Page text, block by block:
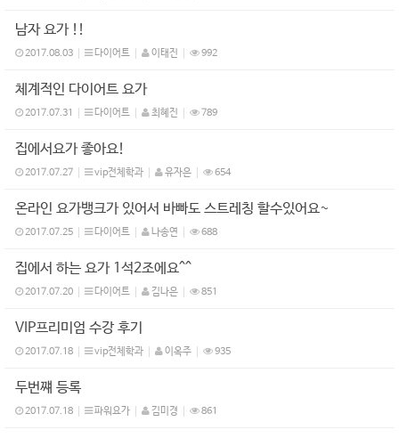
남자 요가 !!
2017.08.03 다이어트 이태진 992
체계적인 다이어트 요가
2017.07.31 다이어트 최혜진 789
집에서요가 좋아요!
2017.07.27 vip전체학과 유자은 654
온라인 요가뱅크가 있어서 바빠도 스트레칭 할수있어요~
2017.07.25 다이어트 나송연 688
집에서 하는 요가 1석2조에요^^
2017.07.20 다이어트 김나은 851
VIP프리미엄 수강 후기
2017.07.18 vip전체학과 이옥주 935
두번쨰 등록
2017.07.18 파워요가 김미경 861